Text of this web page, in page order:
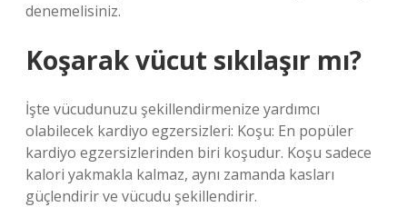
denemelisiniz.
Koşarak vücut sıkılaşır mı?
İşte vücudunuzu şekillendirmenize yardımcı
olabilecek kardiyo egzersizleri: Koşu: En popüler
kardiyo egzersizlerinden biri koşudur. Koşu sadece
kalori yakmakla kalmaz, aynı zamanda kasları
güçlendirir ve vücudu şekillendirir.